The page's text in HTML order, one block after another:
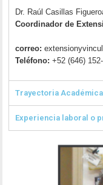
Dr. Raúl Casillas
Coordinador de
correo:
Teléfono: +52 (646)
Trayectoria Académica
Experiencia laboral o